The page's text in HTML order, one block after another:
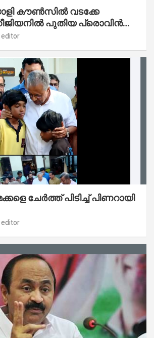
കൗൺസിൽ വടക്കേ
പുതിയ പ്രൊവിൻസ്;
പ്രൊവിൻസിന് തുടക്കം
editor
ചേർത്ത് പിടിച്ച് പിണറായി
editor